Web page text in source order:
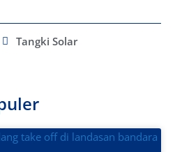
Tangki Solar